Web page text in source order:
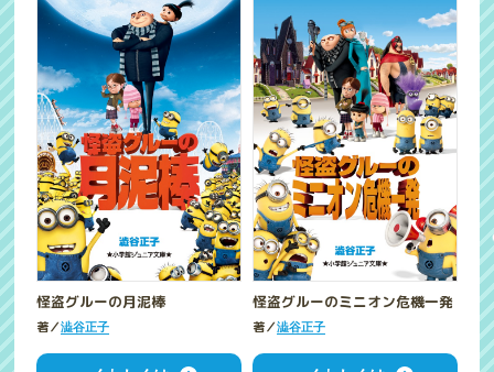
怪盗グルーの月泥棒
著／澁谷正子
怪盗グルーのミニオン危機一発
著／澁谷正子